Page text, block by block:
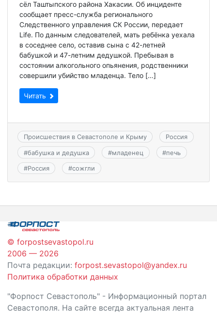
сёл Таштыпского района Хакасии. Об инциденте
сообщает пресс-служба регионального
Следственного управления СК России, передает
Life. По данным следователей, мать ребёнка уехала
в соседнее село, оставив сына с 42-летней
бабушкой и 47-летним дедушкой. Пребывая в
состоянии алкогольного опьянения, родственники
совершили убийство младенца. Тело […]
Читать
Происшествия в Севастополе и Крыму Россия
#бабушка и дедушка #младенец #печь
#Россия #сожгли
© forpostsevastopol.ru
2006 — 2026
Почта редакции: forpost.sevastopol@yandex.ru
Политика обработки данных
"Форпост Севастополь" - Информационный портал
Севастополя. На сайте всегда актуальная лента